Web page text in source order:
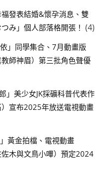
發表結婚&懷孕消息、雙
み」個人部落格開張！ (4)
」同學集合、7月動畫版
師神眉）第三批角色聲優
」美少女JK採礦科普代表作
）宣布2025年放送電視動畫
黃金拍檔、電視動畫
佐木與文鳥小嗶）預定2024